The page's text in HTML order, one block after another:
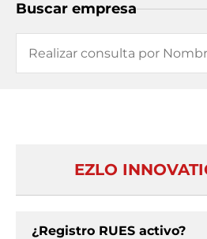
Buscar empresa
EZLO
¿Registro RUES activo?